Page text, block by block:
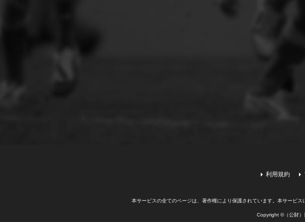
利用規約
本サービスの全てのページは、著作権により保護されています。 本サービス
Copyright ©（公財）